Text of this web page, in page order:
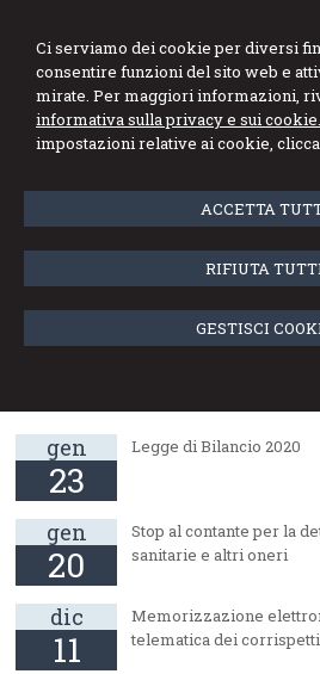
Ci serviamo dei cookie per diversi
consentire funzioni del sito web e
mirate. Per maggiori informazioni,
informativa sulla privacy e sui cookie.
impostazioni relative ai cookie,
ACCETTA
RIFIUTA
GESTISCI
Richiesta inviata
La sua richiesta è stata inviata
gen
23
Legge di Bilancio 2020
gen
20
Stop al contante per la
sanitarie e altri oneri
dic
11
Memorizzazione
telematica dei